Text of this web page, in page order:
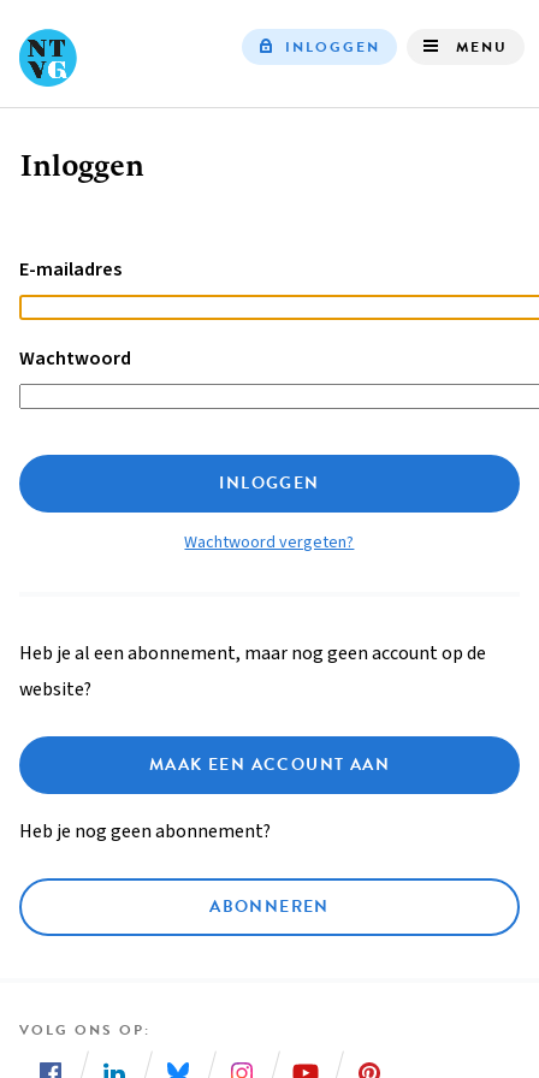
INLOGGEN MENU
Kruimelpad
Inloggen
E-mailadres
Wachtwoord
INLOGGEN
Wachtwoord vergeten?
Heb je al een abonnement, maar nog geen account op de
website?
MAAK EEN ACCOUNT AAN
Heb je nog geen abonnement?
ABONNEREN
VOLG ONS OP